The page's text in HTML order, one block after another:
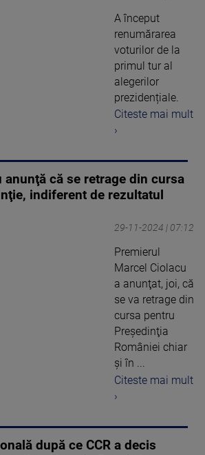
A început
renumărarea
voturilor de la
primul tur al
alegerilor
prezidențiale.
Citeste mai mult
›
anunţă că se retrage din cursa
indiferent de rezultatul
29-11-2024 | 07:12
Premierul
Marcel Ciolacu
a anunţat, joi, că
se va retrage din
cursa pentru
Preşedinţia
României chiar
şi în ...
Citeste mai mult
›
după ce CCR a decis